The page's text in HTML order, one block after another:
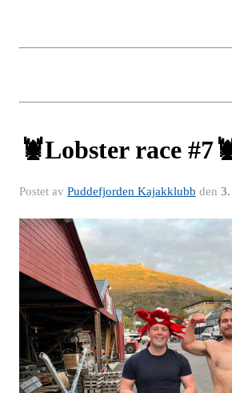
🦞Lobster race
Postet av Puddefjorden Kajakklubb den